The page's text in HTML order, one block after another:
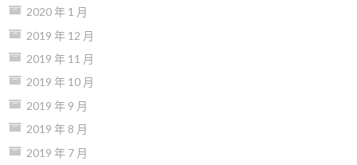
2020 年 1 月
2019 年 12 月
2019 年 11 月
2019 年 10 月
2019 年 9 月
2019 年 8 月
2019 年 7 月